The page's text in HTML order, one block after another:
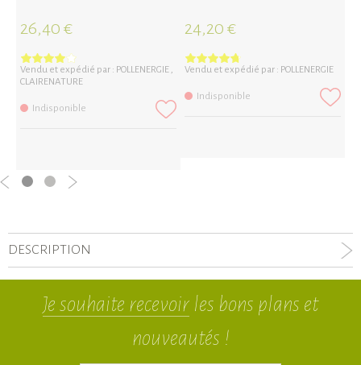
26,40 €
Vendu et expédié par : POLLENERGIE ,
CLAIRENATURE
Indisponible
24,20 €
Vendu et expédié par : POLLENERGIE
Indisponible
DESCRIPTION
Je souhaite recevoirles bons plans et
nouveautés !